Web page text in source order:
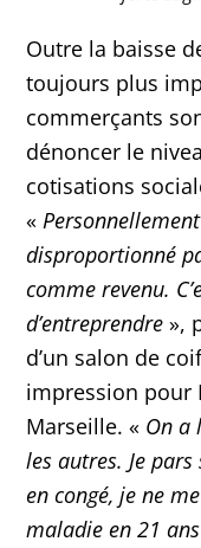
Outre la baisse
toujours plus
commerçants
dénoncer le
cotisations
«
disproportionné
comme revenu.
d’entreprendre »,
d’un salon de
impression pour
Marseille. « On a
les autres. Je
en congé, je ne
maladie en 21